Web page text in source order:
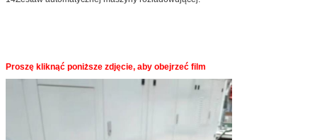
Proszę kliknąć poniższe zdjęcie, aby obejrzeć film